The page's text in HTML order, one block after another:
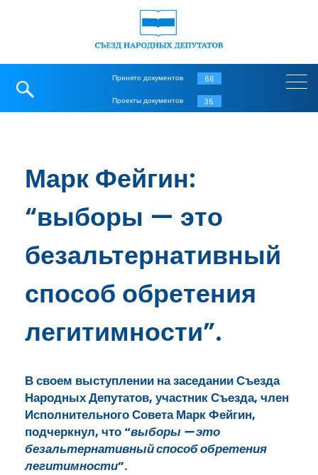
Принято документов 66
Проекты документов 35
Марк Фейгин:
“выборы — это
безальтернативный
способ обретения
легитимности”.
В своем выступлении на заседании Съезда
Народных Депутатов, участник Съезда, член
Исполнительного Совета Марк Фейгин,
подчеркнул, что “выборы — это
безальтернативный способ обретения
легитимности”.